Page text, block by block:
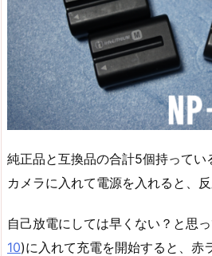
純正品と互換品の合計5個持ってい
カメラに入れて電源を入れると、反
自己放電にしては早くない？と思
10)に入れて充電を開始すると、赤